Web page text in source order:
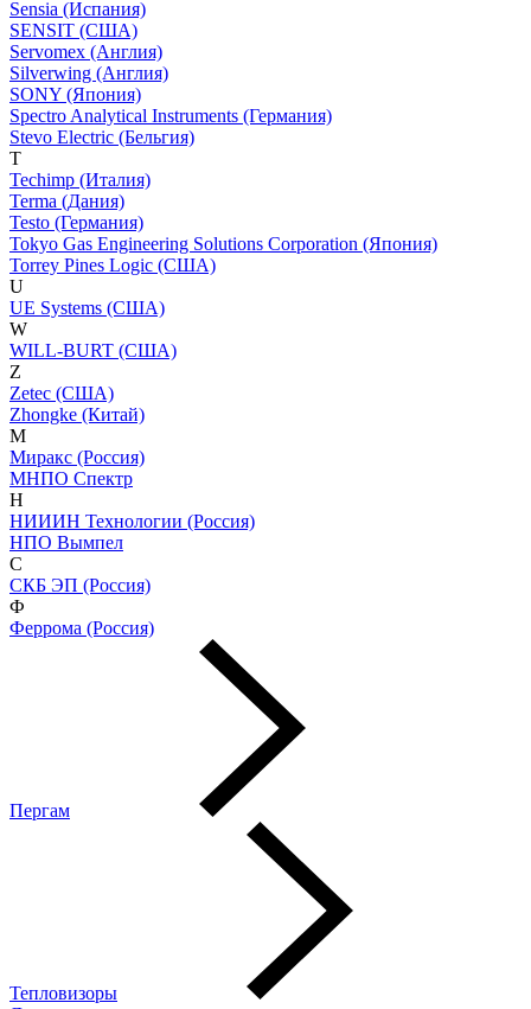
Sensia (Испания)
SENSIT (США)
Servomex (Англия)
Silverwing (Англия)
SONY (Япония)
Spectro Analytical Instruments (Германия)
Stevo Electric (Бельгия)
T
Techimp (Италия)
Terma (Дания)
Testo (Германия)
Tokyo Gas Engineering Solutions Corporation (Япония)
Torrey Pines Logic (США)
U
UE Systems (США)
W
WILL-BURT (США)
Z
Zetec (США)
Zhongke (Китай)
М
Миракс (Россия)
МНПО Спектр
Н
НИИИН Технологии (Россия)
НПО Вымпел
С
СКБ ЭП (Россия)
Ф
Феррома (Россия)
Пергам
Тепловизоры